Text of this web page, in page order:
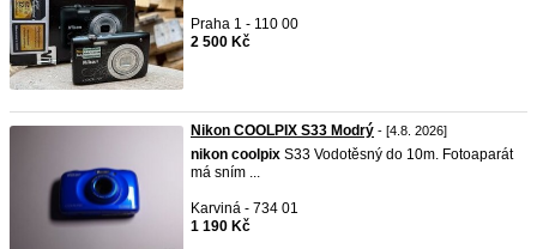
Praha 1 - 110 00
2 500 Kč
Nikon COOLPIX S33 Modrý - [4.8. 2026]
nikon coolpix S33 Vodotěsný do 10m. Fotoaparát
má sním ...
Karviná - 734 01
1 190 Kč